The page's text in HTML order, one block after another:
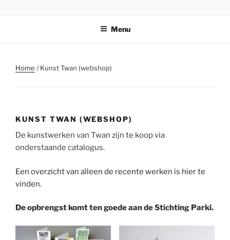
Menu
Home / Kunst Twan (webshop)
KUNST TWAN (WEBSHOP)
De kunstwerken van Twan zijn te koop via
onderstaande catalogus.
Een overzicht van alleen de recente werken is hier te
vinden.
De opbrengst komt ten goede aan de Stichting Parki.